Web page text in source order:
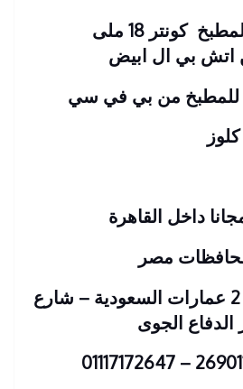
العلب الداخلية للمطبخ كونتر 18 ملى
اتش بي ال ابيض
للمطبخ من بي في سي
داخل القاهرة
مصر
فرع مدينة نصر : 2 عمارات السعودية – شارع
الدفاع الجوى